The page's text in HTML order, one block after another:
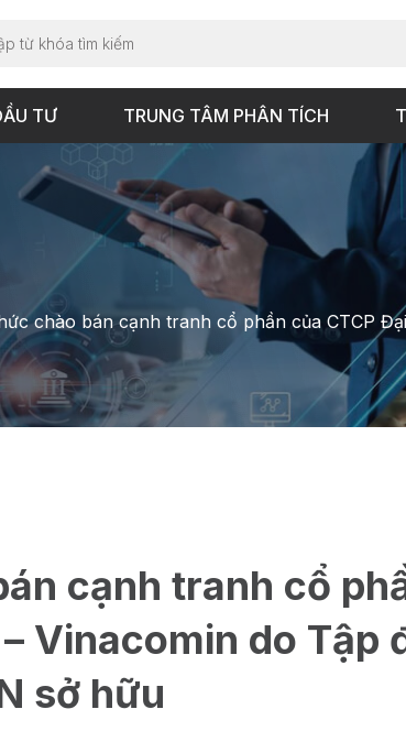
TƯ TRUNG TÂM PHÂN TÍCH
chào bán cạnh tranh cổ phần của CTCP
cạnh tranh cổ
Vinacomin do Tập
sở hữu